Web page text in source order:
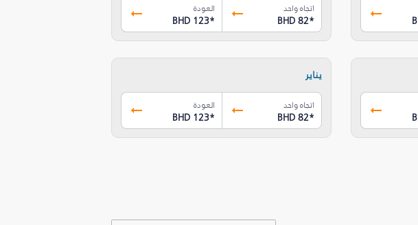
اتجاه واحد
BHD 82*
العودة
BHD 123*
يناير
اتجاه واحد
BHD 82*
العودة
BHD 123*